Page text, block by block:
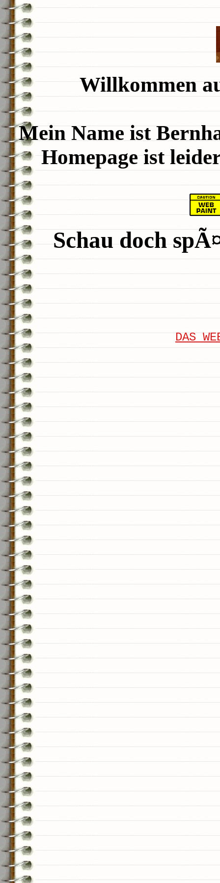
Willkommen
Mein Name ist
Homepage ist
Schau doch
DAS